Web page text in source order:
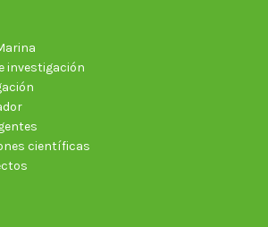
investigación
científicas